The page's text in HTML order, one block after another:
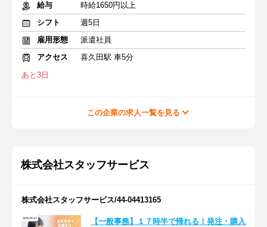
給与
時給1650円以上
シフト
週5日
雇用形態
派遣社員
アクセス
喜久田駅 車5分
あと3日
この企業の求人一覧を見る
株式会社スタッフサービス
株式会社スタッフサービス/44-04413165
【一般事務】１７時半で帰れる！発注・購入